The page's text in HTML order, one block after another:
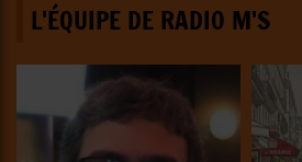
L'ÉQUIPE DE RADIO M'S